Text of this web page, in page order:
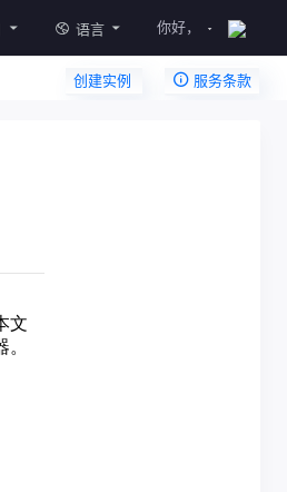
语言 你好，
创建实例
服务条款